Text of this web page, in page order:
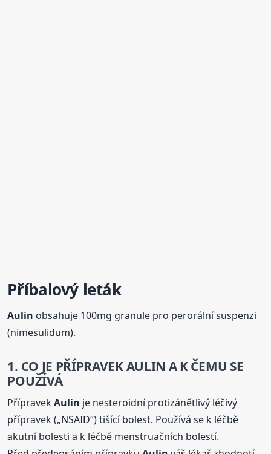
Příbalový leták
Aulin obsahuje 100mg granule pro perorální suspenzi
(nimesulidum).
1. CO JE PŘÍPRAVEKAULIN A K ČEMU SE
POUŽÍVÁ
PřípravekAulin je nesteroidní protizánětlivý léčivý
přípravek („NSAID“) tišící bolest. Používá se k léčbě
akutní bolesti a k léčbě menstruačních bolestí.